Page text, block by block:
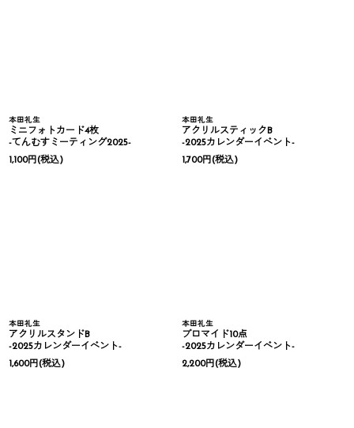
本田礼生
ミニフォトカード4枚
-てんむすミーティング2025-
1,100円(税込)
本田礼生
アクリルスティックB
-2025カレンダーイベント-
1,700円(税込)
本田礼生
アクリルスタンドB
-2025カレンダーイベント-
1,600円(税込)
本田礼生
ブロマイド10点
-2025カレンダーイベント-
2,200円(税込)